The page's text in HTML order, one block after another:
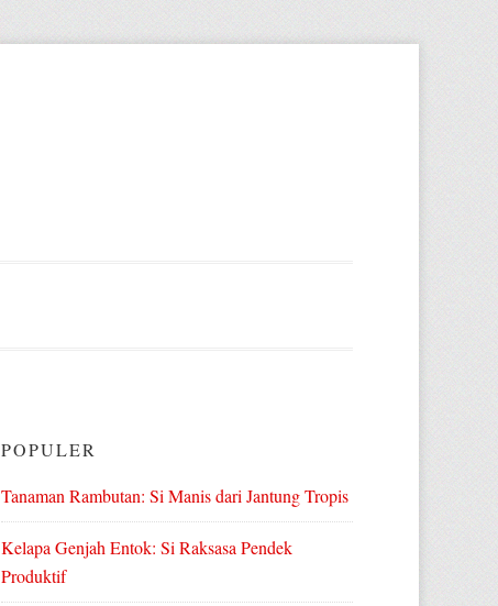
POPULER
Tanaman Rambutan: Si Manis dari Jantung Tropis
Kelapa Genjah Entok: Si Raksasa Pendek
Produktif